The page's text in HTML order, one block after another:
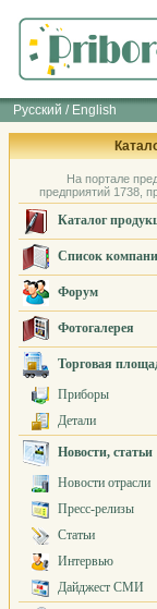
Русский / English
На портале
предприятий 1738,
Каталог
Список
Форум
Фотогалерея
Торговая
Приборы
Детали
Новости, статьи
Новости отрасли
Пресс-релизы
Статьи
Интервью
Дайджест СМИ